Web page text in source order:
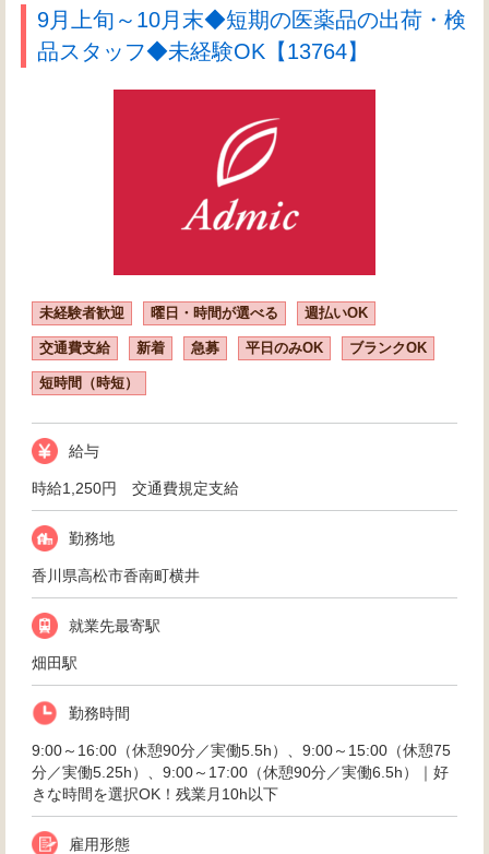
9月上旬～10月末◆短期の医薬品の出荷・検
品スタッフ◆未経験OK【13764】
未経験者歓迎 曜日・時間が選べる 週払いOK
交通費支給 新着 急募 平日のみOK ブランクOK
短時間（時短）
給与
時給1,250円 交通費規定支給
勤務地
香川県高松市香南町横井
就業先最寄駅
畑田駅
勤務時間
9:00～16:00（休憩90分／実働5.5h）、9:00～15:00（休憩75
分／実働5.25h）、9:00～17:00（休憩90分／実働6.5h）｜好
きな時間を選択OK！残業月10h以下
雇用形態